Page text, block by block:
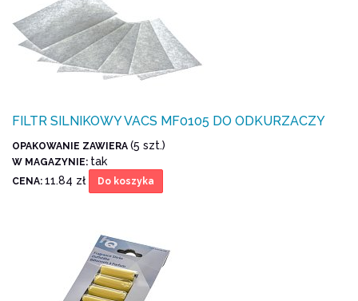
FILTR SILNIKOWY VACS MF0105 DO ODKURZACZY
OPAKOWANIE ZAWIERA (5 szt.)
W MAGAZYNIE: tak
CENA: 11.84 zł Do koszyka